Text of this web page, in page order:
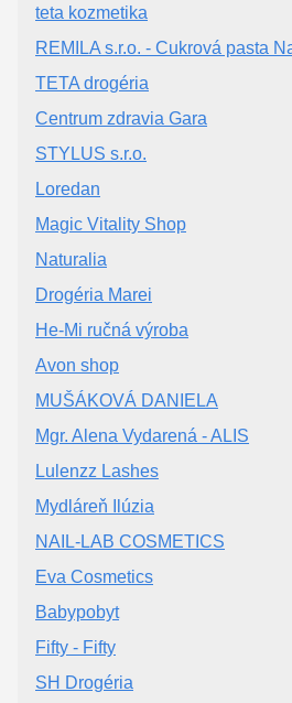
teta kozmetika
REMILA s.r.o. - Cukrová pasta
TETA drogéria
Centrum zdravia Gara
STYLUS s.r.o.
Loredan
Magic Vitality Shop
Naturalia
Drogéria Marei
He-Mi ručná výroba
Avon shop
MUŠÁKOVÁ DANIELA
Mgr. Alena Vydarená - ALIS
Lulenzz Lashes
Mydláreň Ilúzia
NAIL-LAB COSMETICS
Eva Cosmetics
Babypobyt
Fifty - Fifty
SH Drogéria